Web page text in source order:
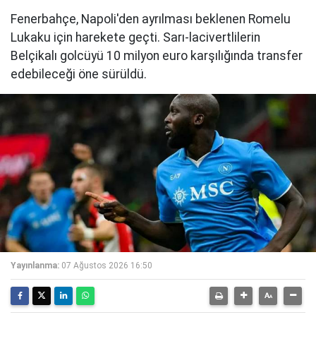
Fenerbahçe, Napoli'den ayrılması beklenen Romelu
Lukaku için harekete geçti. Sarı-lacivertlilerin
Belçikalı golcüyü 10 milyon euro karşılığında transfer
edebileceği öne sürüldü.
Yayınlanma: 07 Ağustos 2026 16:50